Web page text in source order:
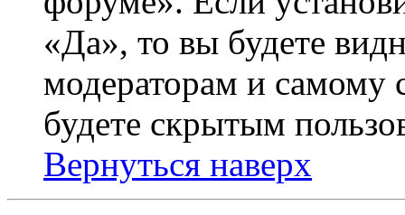
«Да», то вы будете
модераторам и самому
будете скрытым
Вернуться наверх